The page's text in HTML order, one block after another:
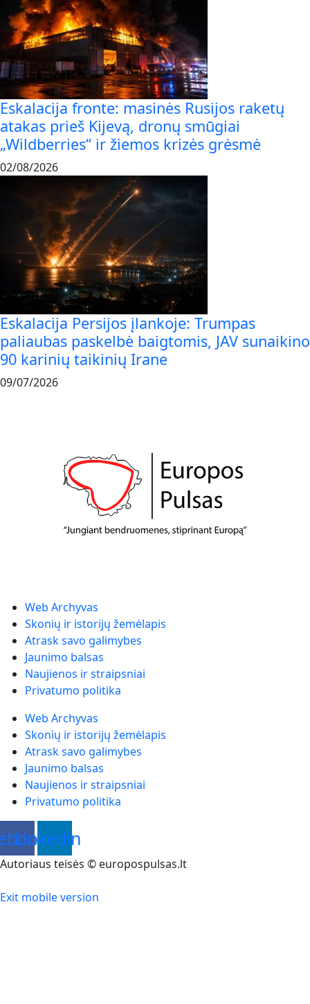
Eskalacija fronte: masinės Rusijos raketų
atakas prieš Kijevą, dronų smūgiai
„Wildberries“ ir žiemos krizės grėsmė
02/08/2026
Eskalacija Persijos įlankoje: Trumpas
paliaubas paskelbė baigtomis, JAV sunaikino
90 karinių taikinių Irane
09/07/2026
Web Archyvas
Skonių ir istorijų žemėlapis
Atrask savo galimybes
Jaunimo balsas
Naujienos ir straipsniai
Privatumo politika
Web Archyvas
Skonių ir istorijų žemėlapis
Atrask savo galimybes
Jaunimo balsas
Naujienos ir straipsniai
Privatumo politika
Linkedin
Autoriaus teisės © europospulsas.lt
Exit mobile version